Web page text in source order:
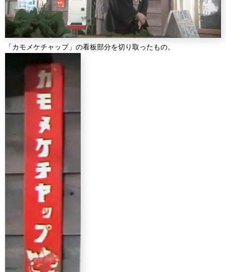
「カモメケチャップ」の看板部分を切り取ったもの。